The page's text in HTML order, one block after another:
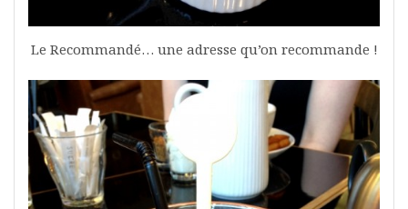
Le Recommandé… une adresse qu’on recommande !